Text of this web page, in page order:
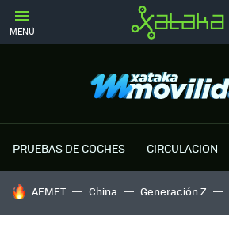
MENÚ
PRUEBAS DE COCHES CIRCULACION
HOY SE HABLA DE
AEMET China Generación Z